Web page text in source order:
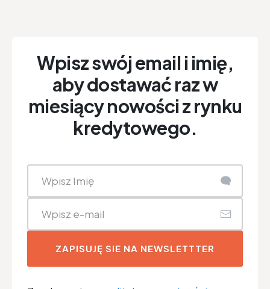
Wpisz swój email i imię,
aby dostawać raz w
miesiący nowości z rynku
kredytowego.
ZAPISUJĘ SIE NA NEWSLETTTER